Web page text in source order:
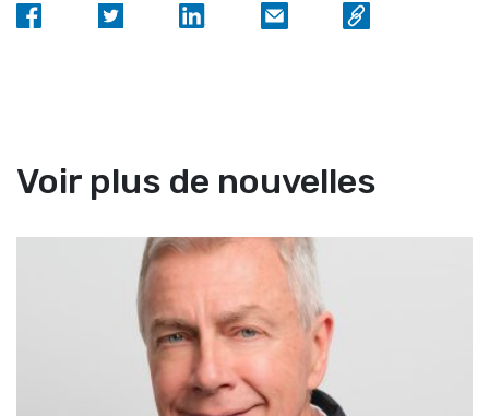
Voir plus de nouvelles